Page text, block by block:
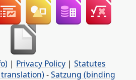
| Privacy Policy | Statutes
-Satzung (binding